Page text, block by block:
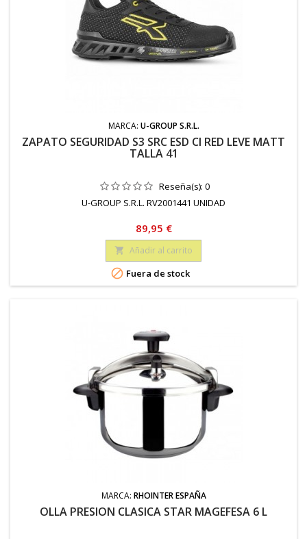
MARCA: U-GROUP S.R.L.
ZAPATO SEGURIDAD S3 SRC ESD CI RED LEVE MATT
TALLA 41
Reseña(s): 0
U-GROUP S.R.L. RV2001441 UNIDAD
Precio
89,95 €
 Añadir al carrito
 Fuera de stock
MARCA: RHOINTER ESPAÑA
OLLA PRESION CLASICA STAR MAGEFESA 6 L